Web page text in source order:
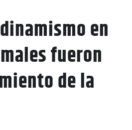
en
fueron
de la